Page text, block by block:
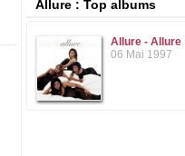
Allure : Top albums
Allure - Allure
06 Mai 1997